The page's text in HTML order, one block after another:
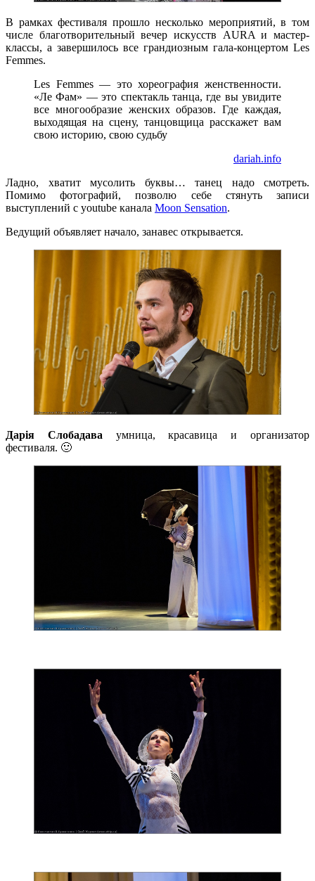
В рамках фестиваля прошло несколько мероприятий, в том
числе благотворительный вечер искусств AURA и мастер-
классы, а завершилось все грандиозным гала-концертом Les
Femmes.
Les Femmes — это хореография женственности.
«Ле Фам» — это спектакль танца, где вы увидите
все многообразие женских образов. Где каждая,
выходящая на сцену, танцовщица расскажет вам
свою историю, свою судьбу
dariah.info
Ладно, хватит мусолить буквы… танец надо смотреть.
Помимо фотографий, позволю себе стянуть записи
выступлений с youtube канала Moon Sensation.
Ведущий объявляет начало, занавес открывается.
Дарія Слобадава умница, красавица и организатор
фестиваля. 🙂